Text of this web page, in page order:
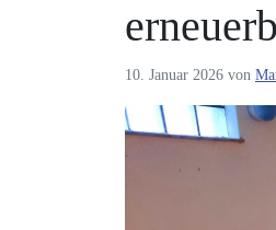
10. Januar 2026 von